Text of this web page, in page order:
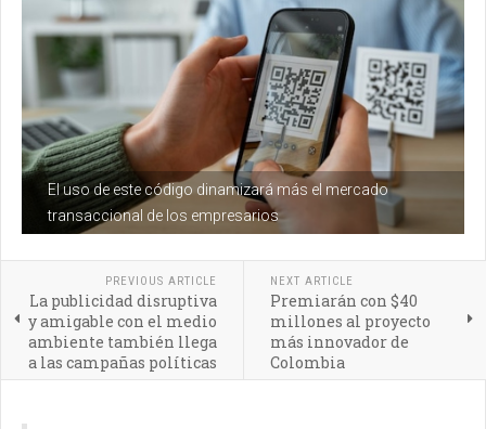
El uso de este código dinamizará más el mercado
transaccional de los empresarios
PREVIOUS ARTICLE
La publicidad disruptiva
y amigable con el medio
ambiente también llega
a las campañas políticas
NEXT ARTICLE
Premiarán con $40
millones al proyecto
más innovador de
Colombia